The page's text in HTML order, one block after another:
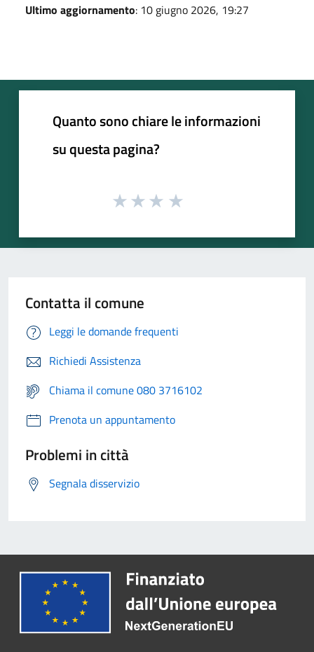
Ultimo aggiornamento: 10 giugno 2026, 19:27
Quanto sono chiare le informazioni
su questa pagina?
Contatta il comune
Leggi le domande frequenti
Richiedi Assistenza
Chiama il comune 080 3716102
Prenota un appuntamento
Problemi in città
Segnala disservizio